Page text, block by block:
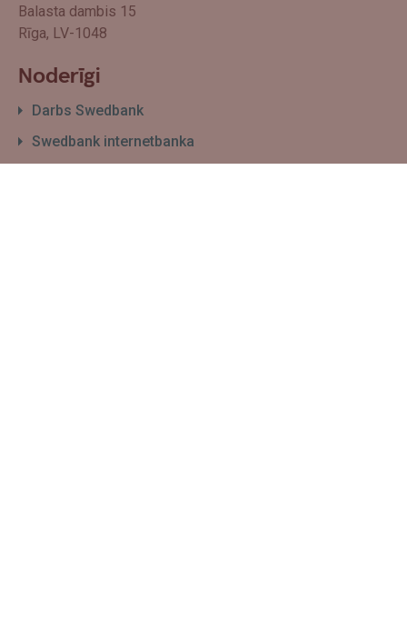
Balasta dambis 15
Rīga, LV-1048
Noderīgi
Darbs Swedbank
Swedbank internetbanka